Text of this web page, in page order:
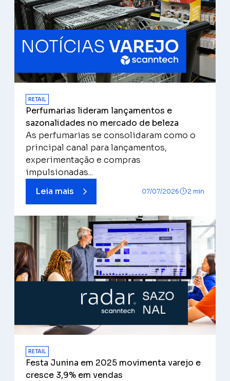
RETAIL
Perfumarias lideram lançamentos e
sazonalidades no mercado de beleza
As perfumarias se consolidaram como o
principal canal para lançamentos,
experimentação e compras
impulsionadas...
Leia mais
07/07/2026 2 min
RETAIL
Festa Junina em 2025 movimenta varejo e
cresce 3,9% em vendas